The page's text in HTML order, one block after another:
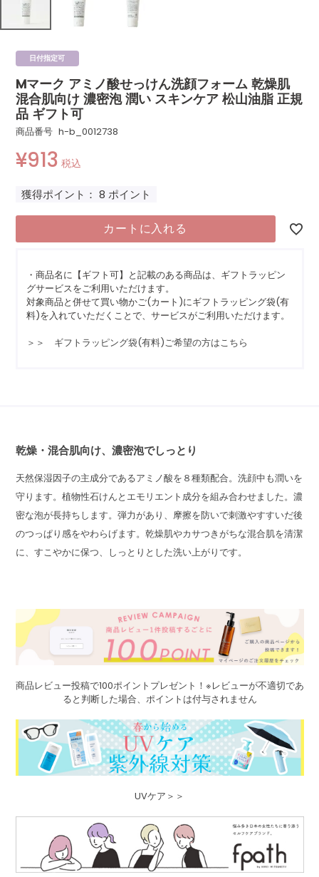
日付指定可
Mマーク アミノ酸せっけん洗顔フォーム 乾燥肌
混合肌向け 濃密泡 潤い スキンケア 松山油脂 正規
品 ギフト可
商品番号 h-b_0012738
¥913 税込
獲得ポイント： 8 ポイント
カートに入れる
・商品名に【ギフト可】と記載のある商品は、ギフトラッピン
グサービスをご利用いただけます。
対象商品と併せて買い物かご(カート)にギフトラッピング袋(有
料)を入れていただくことで、サービスがご利用いただけます。
＞＞ ギフトラッピング袋(有料)ご希望の方はこちら
乾燥・混合肌向け、濃密泡でしっとり
天然保湿因子の主成分であるアミノ酸を８種類配合。洗顔中も潤いを
守ります。植物性石けんとエモリエント成分を組み合わせました。濃
密な泡が長持ちします。弾力があり、摩擦を防いで刺激やすすいだ後
のつっぱり感をやわらげます。乾燥肌やカサつきがちな混合肌を清潔
に、すこやかに保つ、しっとりとした洗い上がりです。
商品レビュー投稿で100ポイントプレゼント！※レビューが不適切であ
ると判断した場合、ポイントは付与されません
UVケア＞＞